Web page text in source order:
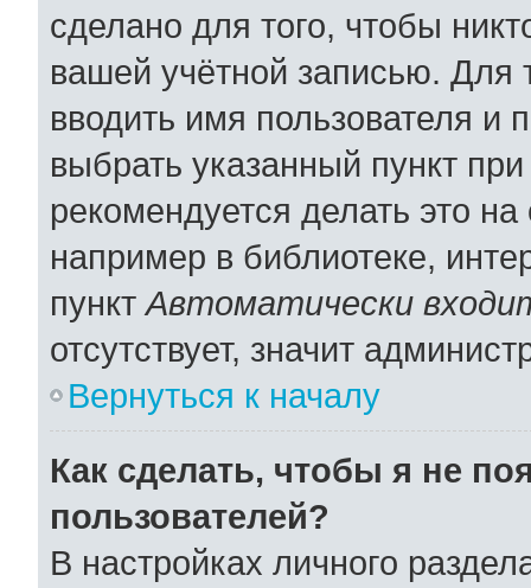
сделано для того, чтобы
вашей учётной записью. Для
вводить имя пользователя
выбрать указанный пункт
рекомендуется делать это
например в библиотеке,
пунктАвтоматически
отсутствует, значит
Вернуться к началу
Как сделать, чтобы я не
пользователей?
В настройках личного